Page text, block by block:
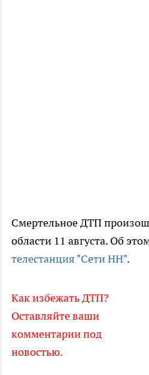
Смертельное ДТП
области 11 августа. Об
телестанция "Сети НН".
Как избежать ДТП?
Оставляйте ваши
комментарии под
новостью.